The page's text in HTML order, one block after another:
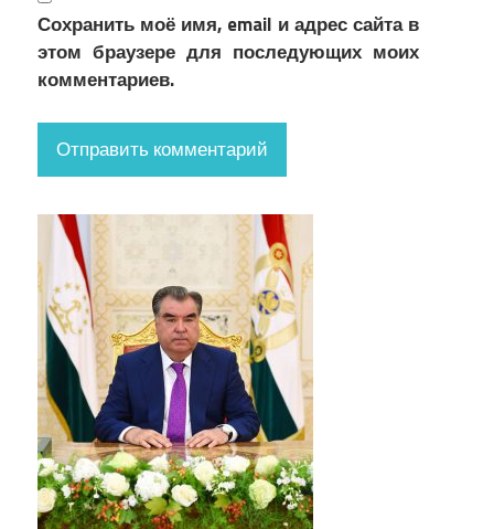
Сохранить моё имя, email и адрес сайта в
этом браузере для последующих моих
комментариев.